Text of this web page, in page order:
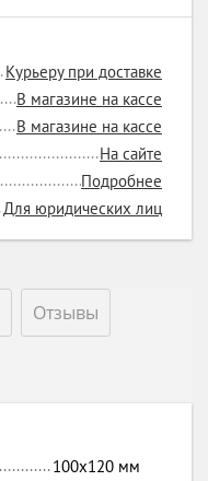
Курьеру при доставке
В магазине на кассе
В магазине на кассе
На сайте
Подробнее
Для юридических лиц
Отзывы
100х120 мм